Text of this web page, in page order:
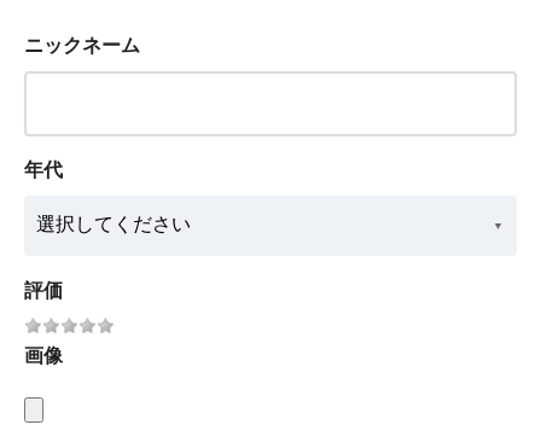
ニックネーム
年代
評価
画像